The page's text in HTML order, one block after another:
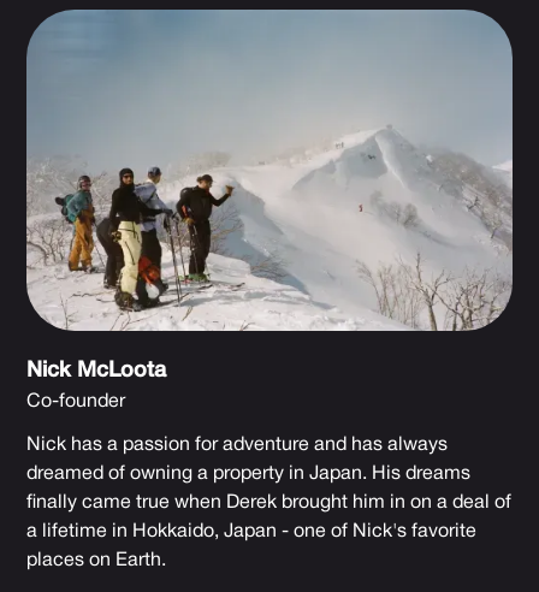
Nick McLoota
Co-founder
Nick has a passion for adventure and has always
dreamed of owning a property in Japan. His dreams
finally came true when Derek brought him in on a deal of
a lifetime in Hokkaido, Japan - one of Nick's favorite
places on Earth.